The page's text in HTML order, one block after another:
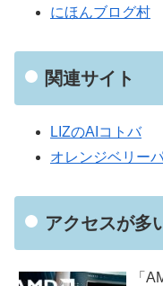
にほんブログ村
関連サイト
LIZのAIコトバ
オレンジベリー
アクセスが多
「